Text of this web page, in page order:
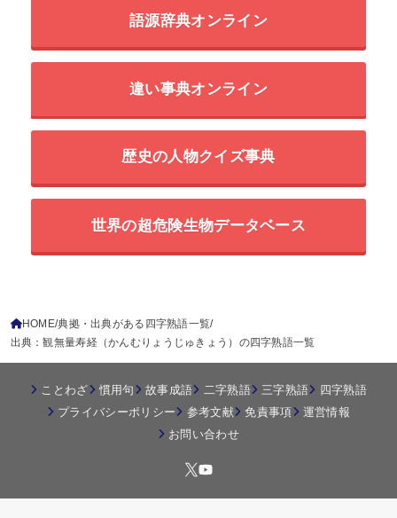
語源辞典オンライン
違い事典オンライン
歴史の人物クイズ事典
世界の超危険生物データベース
HOME 典拠・出典がある四字熟語一覧
出典：観無量寿経（かんむりょうじゅきょう）の四字熟語一覧
ことわざ 慣用句 故事成語 二字熟語 三字熟語
四字熟語
プライバシーポリシー
参考文献 免責事項
運営情報
お問い合わせ